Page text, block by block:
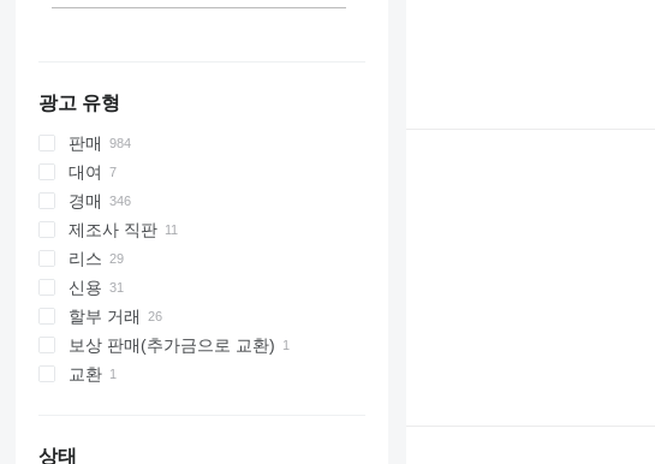
광고 유형
판매
대여
경매
제조사 직판
리스
신용
할부 거래
보상 판매(추가금으로 교환)
교환
상태